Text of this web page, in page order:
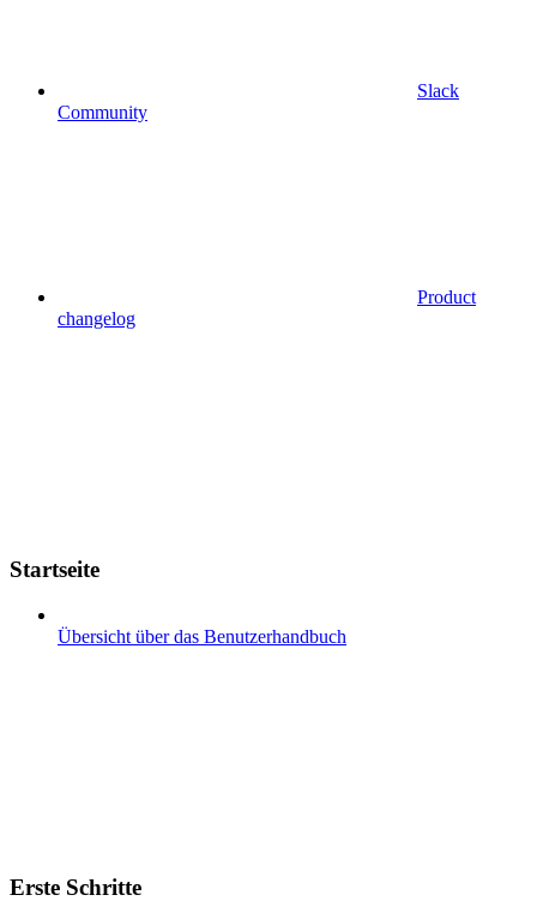
Slack
Community
Product
changelog
Startseite
Übersicht über das Benutzerhandbuch
Erste Schritte